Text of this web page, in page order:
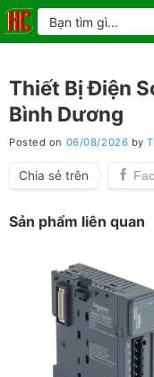
Skip
to
Tìm
kiếm:
Thiết Bị Điện
Bình Dương
Posted on 06/08/2026 by
Chia sẻ trên
Sản phẩm liên quan